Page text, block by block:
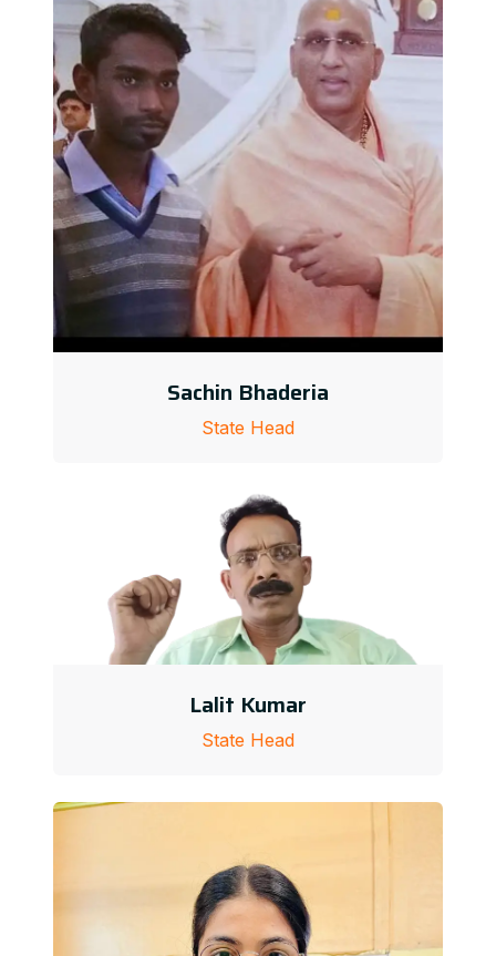
Sachin Bhaderia
State Head
Lalit Kumar
State Head